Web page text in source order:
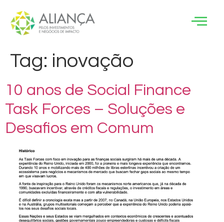
Tag: inovação
10 anos de Social Finance
Task Forces – Soluções e
Desafios em Comum